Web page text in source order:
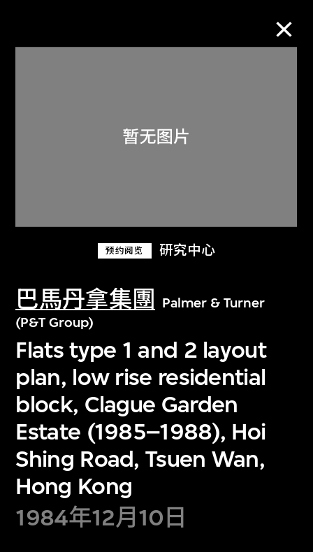
预约阅览 研究中心
巴馬丹拿集團
Palmer & Turner
(P&T Group)
Flats type 1 and 2 layout
plan, low rise residential
block, Clague Garden
Estate (1985–1988), Hoi
Shing Road, Tsuen Wan,
Hong Kong
1984年12月10日
关于M+藏品
探索世界顶级的二十及二十一世纪视觉
文化藏品。